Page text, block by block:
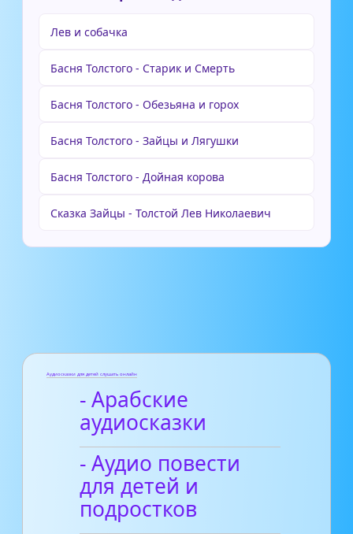
Лев и собачка
Басня Толстого - Старик и Смерть
Басня Толстого - Обезьяна и горох
Басня Толстого - Зайцы и Лягушки
Басня Толстого - Дойная корова
Сказка Зайцы - Толстой Лев Николаевич
Аудиосказки для детей слушать онлайн
- Арабские
аудиосказки
- Аудио повести
для детей и
подростков